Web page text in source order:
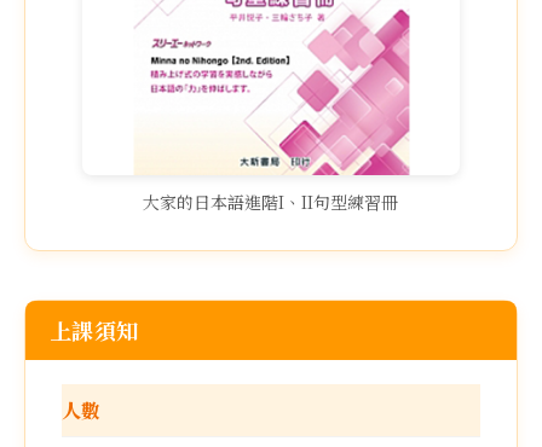
大家的日本語進階I、II句型練習冊
上課須知
人數